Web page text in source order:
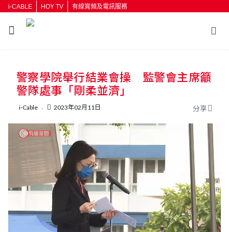
i-CABLE HOY TV 有線寬頻及電訊服務
按輸入鍵開始搜尋
警察學院舉行結業會操 監警會主席籲
警隊處事「剛柔並濟」
i-Cable 2023年02月11日 分享